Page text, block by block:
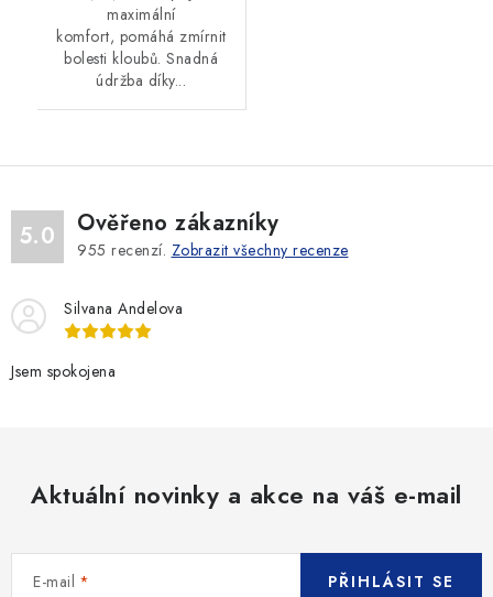
maximální
komfort, pomáhá zmírnit
bolesti kloubů. Snadná
údržba díky...
5.0 Ověřeno zákazníky
955 recenzí. Zobrazit všechny recenze
Silvana Andelova
Jsem spokojena
Aktuální novinky a akce na váš e-mail
E-mail PŘIHLÁSIT SE